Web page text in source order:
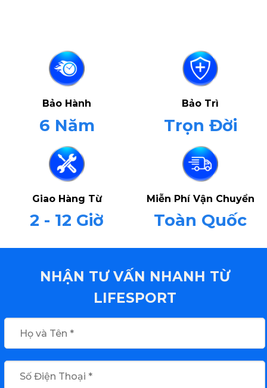
Bảo Hành
6 Năm
Bảo Trì
Trọn Đời
Giao Hàng Từ
2 - 12 Giờ
Miễn Phí Vận Chuyển
Toàn Quốc
NHẬN TƯ VẤN NHANH TỪ
LIFESPORT